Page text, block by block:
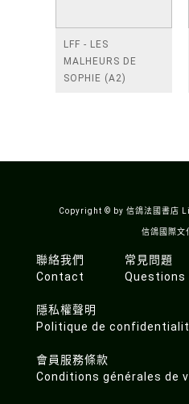
LFF - LES
MALHEURS DE
SOPHIE (A2)
Copyright © by 信鴿法國書店
信鴿國際
聯絡我們
Contact
常見問題
隱私權聲明
Politique de
會員服務條款
Conditions générales de